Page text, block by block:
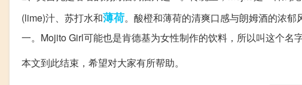
(lime)汁、苏打水和薄荷。酸橙和薄荷的清爽口感与朗姆酒的浓
一。Mojito Girl可能也是肯德基为女性制作的饮料，所以叫这个名字
本文到此结束，希望对大家有所帮助。